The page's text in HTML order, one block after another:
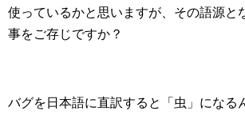
使っているかと思いますが、その語源と
事をご存じですか？
バグを日本語に直訳すると「虫」になる